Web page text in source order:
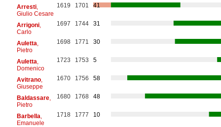
Arresti,
Giulio Cesare
1619 1701 41
Arrigoni,
Carlo
1697 1744 31
Auletta
Pietro
1698 1771 30
Auletta
Domenico
1723 1753 5
Avitrano,
Giuseppe
1670 1756 58
Baldassare,
Pietro
1680 1768 48
Barbella
Emanuele
1718 1777 10